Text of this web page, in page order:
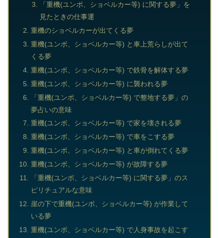
「重機(ユンボ、ショベルカー等) に関する夢」を
見たときの仕事運
重機のショベルカーが出てくる夢
重機(ユンボ、ショベルカー等) と車上荒らしが出て
くる夢
重機(ユンボ、ショベルカー等) で鉄骨を解体する夢
重機(ユンボ、ショベルカー等) に襲われる夢
「重機(ユンボ、ショベルカー等) で整地する夢」の
夢占いの意味
重機(ユンボ、ショベルカー等) で家を壊される夢
重機(ユンボ、ショベルカー等) で車をこする夢
重機(ユンボ、ショベルカー等) と車が倒れてくる夢
重機(ユンボ、ショベルカー等) が故障する夢
「重機(ユンボ、ショベルカー等) に関する夢」のス
ピリチュアルな意味
崖の下で重機(ユンボ、ショベルカー等) が作業して
いる夢
重機(ユンボ、ショベルカー等) で人身事故を起こす